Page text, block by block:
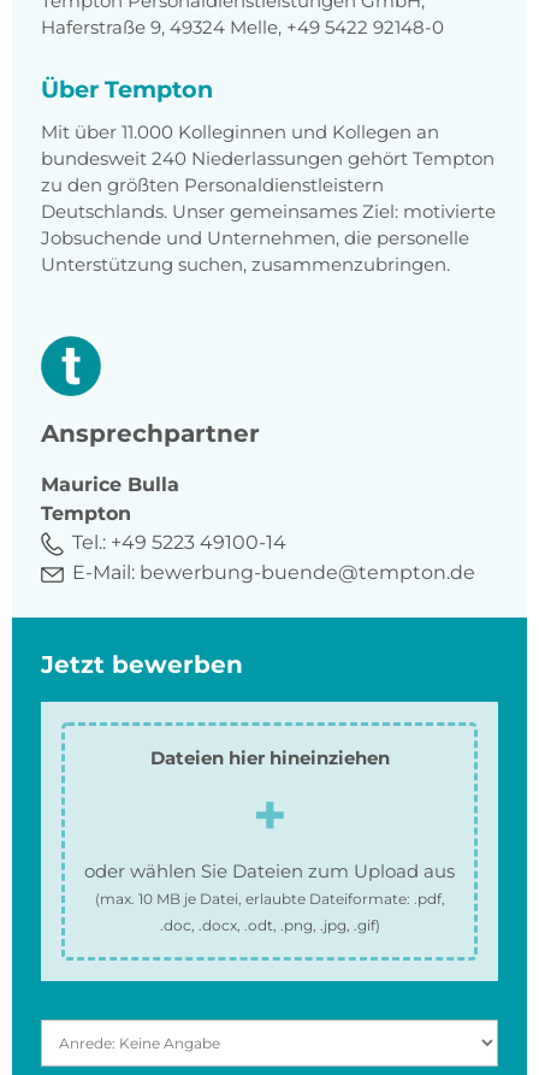
Haferstraße 9, 49324 Melle, +49 5422 92148-0
Über Tempton
Mit über 11.000 Kolleginnen und Kollegen an
bundesweit 240 Niederlassungen gehört Tempton
zu den größten Personaldienstleistern
Deutschlands. Unser gemeinsames Ziel: motivierte
Jobsuchende und Unternehmen, die personelle
Unterstützung suchen, zusammenzubringen.
Ansprechpartner
Maurice Bulla
Tempton
Tel.: +49 5223 49100-14
E-Mail: bewerbung-buende@tempton.de
Jetzt bewerben
Dateien hier hineinziehen
oder wählen Sie Dateien zum Upload aus
(max. 10 MBje Datei, erlaubte Dateiformate: .pdf,
.doc, .docx, .odt, .png, .jpg, .gif)